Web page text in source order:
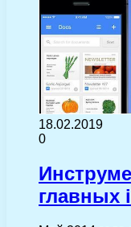
18.02.2019
0
главных